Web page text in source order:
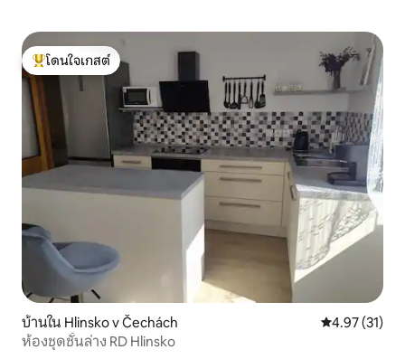
โดนใจเกสต์ที่สุด
โดนใจเกสต์
บ้านใน Hlinsko v Čechách คะแนนเฉลี่ย
4.97 (31)
ห้องชุดชั้นล่าง RD Hlinsko